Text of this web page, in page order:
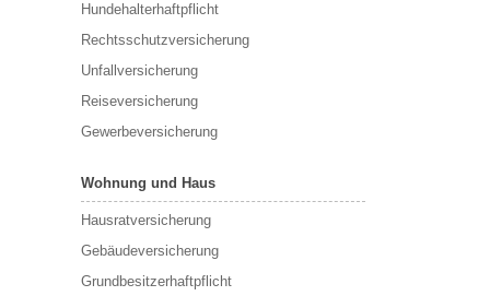
Hundehalterhaftpflicht
Rechtsschutzversicherung
Unfallversicherung
Reiseversicherung
Gewerbeversicherung
Wohnung und Haus
Hausratversicherung
Gebäudeversicherung
Grundbesitzerhaftpflicht